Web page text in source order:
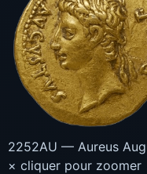
2252AU — Aureus
× cliquer pour